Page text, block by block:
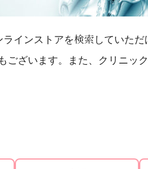
インストアを検索していただ
ざいます。また、クリニッ